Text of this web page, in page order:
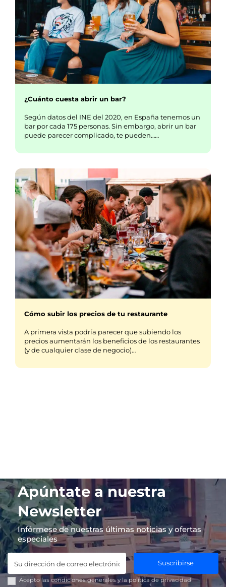
¿Cuánto cuesta abrir un bar?
Según datos del INE del 2020, en España tenemos un
bar por cada 175 personas. Sin embargo, abrir un bar
puede parecer complicado, te pueden……
Cómo subir los precios de tu restaurante
A primera vista podría parecer que subiendo los
precios aumentarán los beneficios de los restaurantes
(y de cualquier clase de negocio)…
Apúntate a nuestra
Newsletter
Infórmese de nuestras últimas noticias y ofertas
especiales
Suscribirse
Acepto las condiciones generales y lapolítica de privacidad